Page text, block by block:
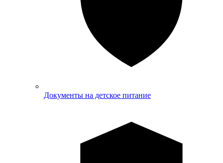
Документы на детское питание